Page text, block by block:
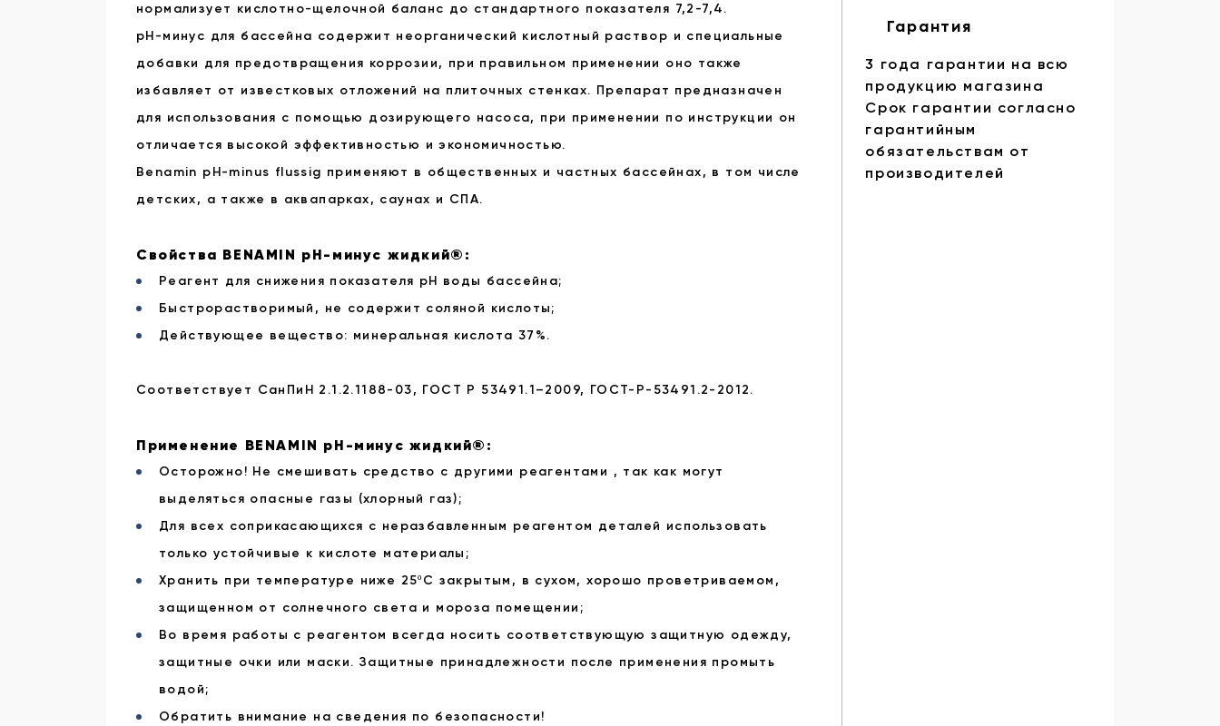
нормализует кислотно-щелочной баланс до стандартного показателя 7,2-7,4.
pH-минус для бассейна содержит неорганический кислотный раствор и специальные
добавки для предотвращения коррозии, при правильном применении оно также
избавляет от известковых отложений на плиточных стенках. Препарат предназначен
для использования с помощью дозирующего насоса, при применении по инструкции он
отличается высокой эффективностью и экономичностью.
Benamin pH-minus flussig применяют в общественных и частных бассейнах, в том числе
детских, а также в аквапарках, саунах и СПА.
Свойства BENAMIN pH-минус жидкий®:
Реагент для снижения показателя pH воды бассейна;
Быстрорастворимый, не содержит соляной кислоты;
Действующее вещество: минеральная кислота 37%.
Соответствует СанПиН 2.1.2.1188-03, ГОСТ Р 53491.1–2009, ГОСТ-Р-53491.2-2012.
Применение BENAMIN pH-минус жидкий®:
Осторожно! Не смешивать средство с другими реагентами , так как могут
выделяться опасные газы (хлорный газ);
Для всех соприкасающихся с неразбавленным реагентом деталей использовать
только устойчивые к кислоте материалы;
Хранить при температуре ниже 25ºС закрытым, в сухом, хорошо проветриваемом,
защищенном от солнечного света и мороза помещении;
Во время работы с реагентом всегда носить соответствующую защитную одежду,
защитные очки или маски. Защитные принадлежности после применения промыть
водой;
Обратить внимание на сведения по безопасности!
Гарантия
3 года гарантии на всю
продукцию магазина
Срок гарантии согласно
гарантийным
обязательствам от
производителей